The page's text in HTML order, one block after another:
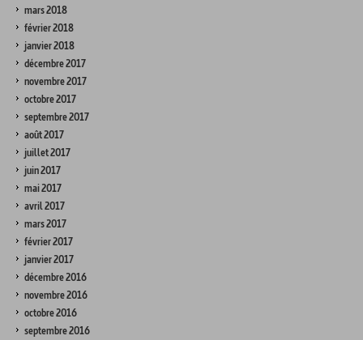
mars 2018
février 2018
janvier 2018
décembre 2017
novembre 2017
octobre 2017
septembre 2017
août 2017
juillet 2017
juin 2017
mai 2017
avril 2017
mars 2017
février 2017
janvier 2017
décembre 2016
novembre 2016
octobre 2016
septembre 2016